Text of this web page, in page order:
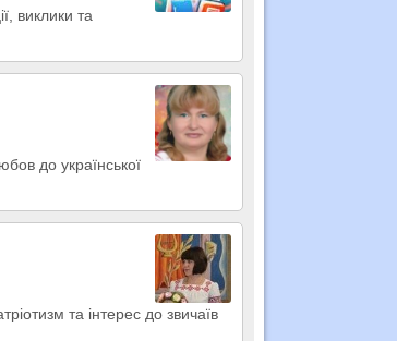
виклики та
до української
та інтерес до звичаїв